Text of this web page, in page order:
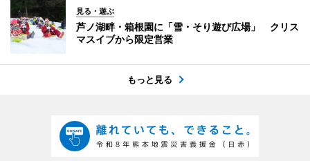
見る・遊ぶ
芦ノ湖畔・箱根園に「雪・そり遊び広場」 クリス
マスイブから限定営業
もっと見る